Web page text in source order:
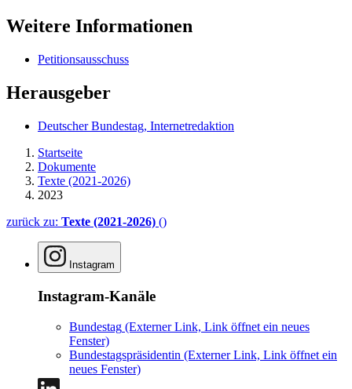
Weitere Informationen
Petitionsausschuss
Herausgeber
Deutscher Bundestag, Internetredaktion
Startseite
Dokumente
Texte (2021-2026)
2023
zurück zu: Texte (2021-2026) ()
Instagram
Instagram-Kanäle
Bundestag (Externer Link, Link öffnet ein neues
Fenster)
Bundestagspräsidentin (Externer Link, Link öffnet ein
neues Fenster)